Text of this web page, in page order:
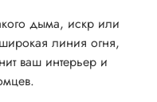
дыма, искр или
линия огня,
ваш интерьер и